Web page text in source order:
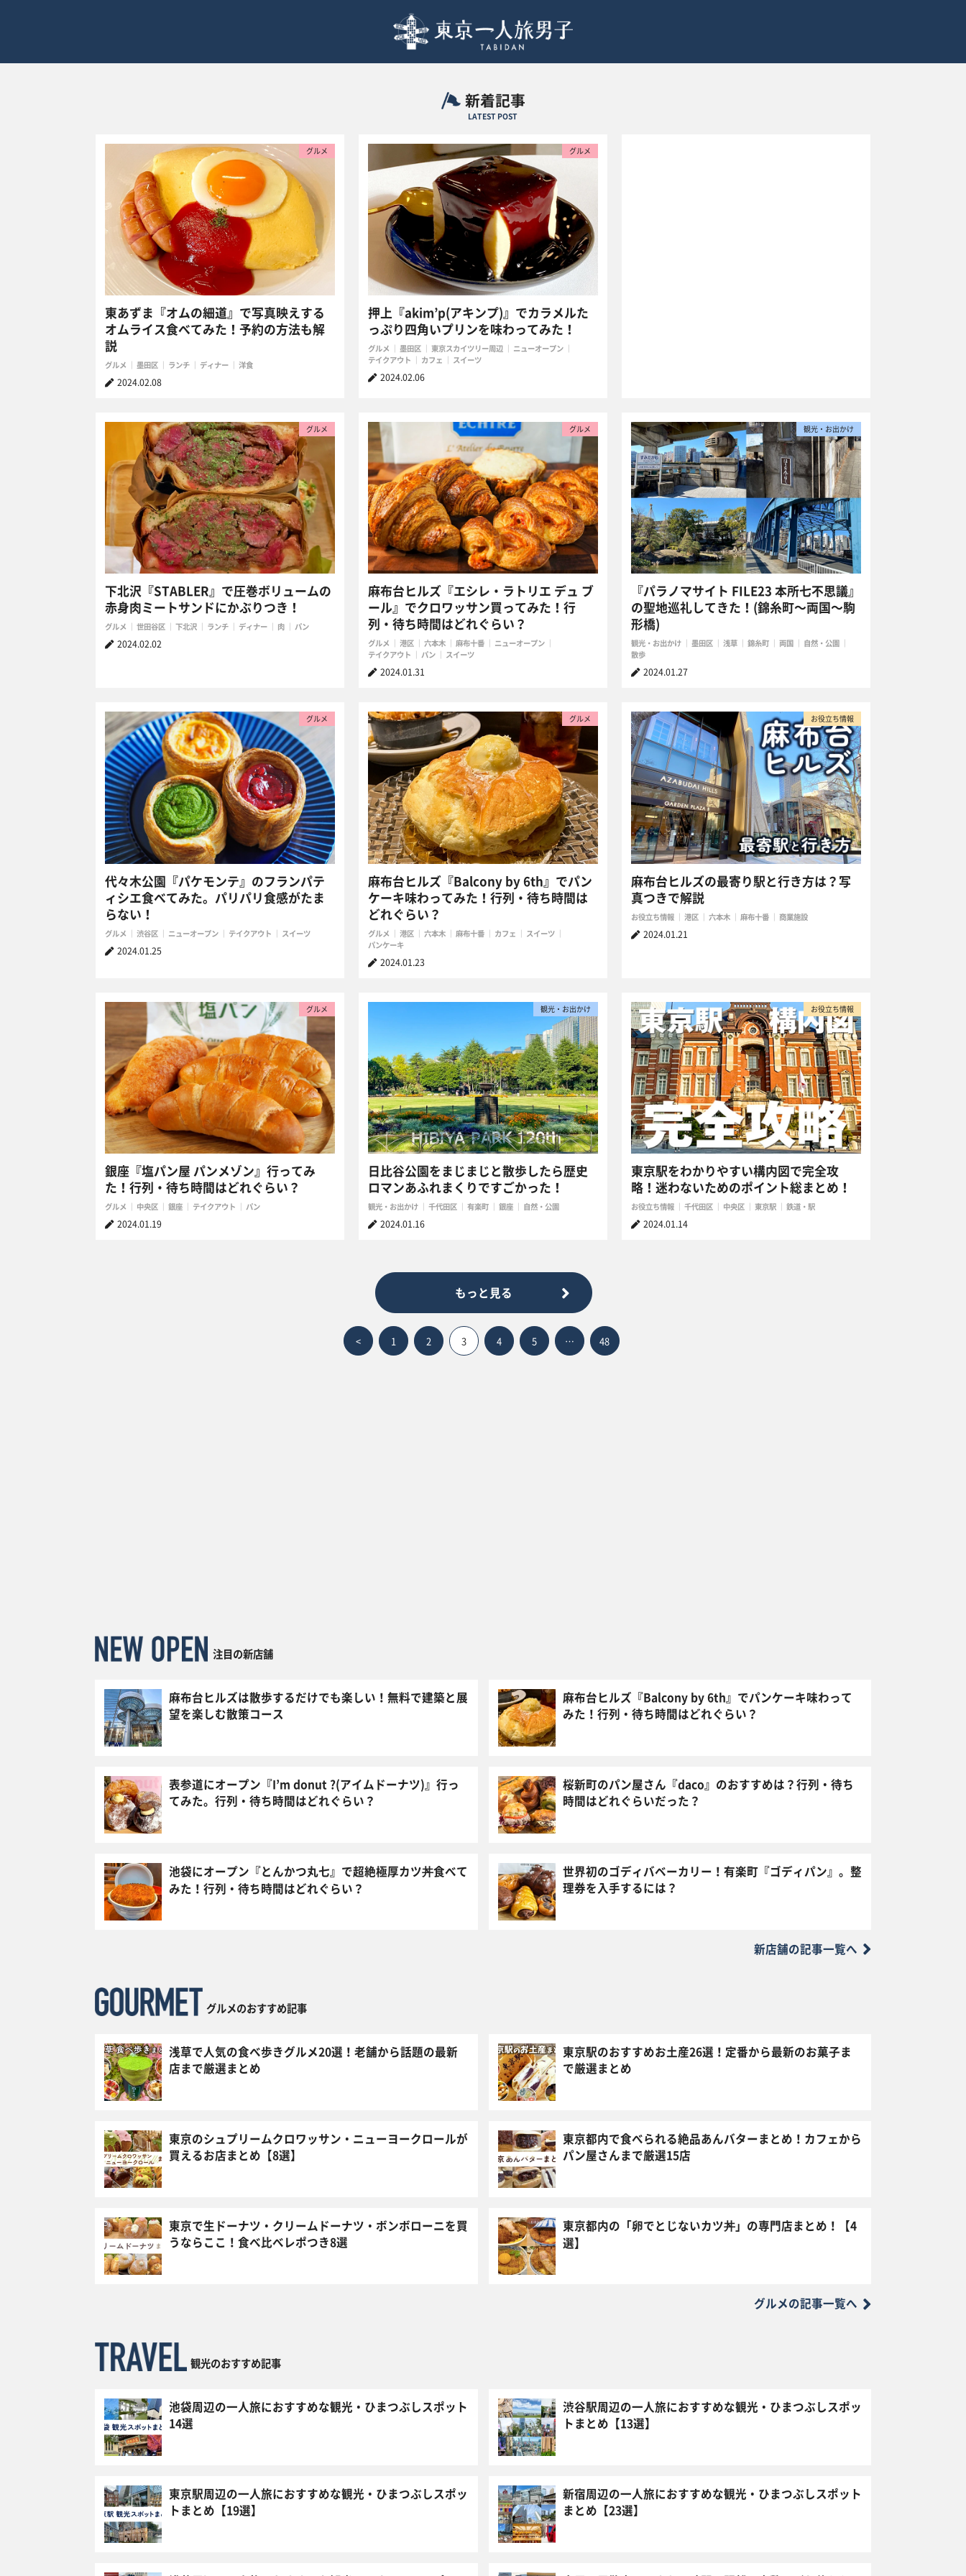
新着記事
LATEST POST
グルメ
東あずま『オムの細道』で写真映えする
オムライス食べてみた！予約の方法も解
説
グルメ 墨田区 ランチ ディナー 洋食
2024.02.08
グルメ
押上『akim’p(アキンプ)』でカラメルた
っぷり四角いプリンを味わってみた！
グルメ 墨田区 東京スカイツリー周辺
ニューオープン
テイクアウト
カフェ スイーツ
2024.02.06
グルメ
下北沢『STABLER』で圧巻ボリュームの
赤身肉ミートサンドにかぶりつき！
グルメ 世田谷区 下北沢 ランチ ディナー 肉 パン
2024.02.02
グルメ
麻布台ヒルズ『エシレ・ラトリエ デュ ブ
ール』でクロワッサン買ってみた！行
列・待ち時間はどれぐらい？
グルメ 港区 六本木 麻布十番
ニューオープン
テイクアウト
パン スイーツ
2024.01.31
観光・お出かけ
『パラノマサイト FILE23 本所七不思議』
の聖地巡礼してきた！(錦糸町〜両国〜駒
形橋)
観光・お出かけ 墨田区 浅草 錦糸町 両国
自然・公園
散歩
2024.01.27
グルメ
代々木公園『パケモンテ』のフランパテ
ィシエ食べてみた。パリパリ食感がたま
らない！
グルメ 渋谷区 ニューオープン テイクアウト スイーツ
2024.01.25
グルメ
麻布台ヒルズ『Balcony by 6th』でパン
ケーキ味わってみた！行列・待ち時間は
どれぐらい？
グルメ 港区 六本木 麻布十番 カフェ
スイーツ
パンケーキ
2024.01.23
お役立ち情報
麻布台ヒルズの最寄り駅と行き方は？写
真つきで解説
お役立ち情報 港区 六本木 麻布十番 商業施設
2024.01.21
グルメ
銀座『塩パン屋 パンメゾン』行ってみ
た！行列・待ち時間はどれぐらい？
グルメ 中央区 銀座 テイクアウト パン
2024.01.19
観光・お出かけ
日比谷公園をまじまじと散歩したら歴史
ロマンあふれまくりですごかった！
観光・お出かけ 千代田区 有楽町 銀座 自然・公園
2024.01.16
お役立ち情報
東京駅をわかりやすい構内図で完全攻
略！迷わないためのポイント総まとめ！
お役立ち情報 千代田区 中央区 東京駅 鉄道・駅
2024.01.14
< 1 2 3 4 5 … 48
もっと見る
注目の新店舗
麻布台ヒルズは散歩するだけでも楽しい！無料で建築と展
望を楽しむ散策コース
麻布台ヒルズ『Balcony by 6th』でパンケーキ味わって
みた！行列・待ち時間はどれぐらい？
表参道にオープン『I’m donut ?(アイムドーナツ)』行っ
てみた。行列・待ち時間はどれぐらい？
桜新町のパン屋さん『daco』のおすすめは？行列・待ち
時間はどれぐらいだった？
池袋にオープン『とんかつ丸七』で超絶極厚カツ丼食べて
みた！行列・待ち時間はどれぐらい？
世界初のゴディバベーカリー！有楽町『ゴディパン』。整
理券を入手するには？
新店舗の記事一覧へ
グルメのおすすめ記事
浅草で人気の食べ歩きグルメ20選！老舗から話題の最新
店まで厳選まとめ
東京駅のおすすめお土産26選！定番から最新のお菓子ま
で厳選まとめ
東京のシュプリームクロワッサン・ニューヨークロールが
買えるお店まとめ【8選】
東京都内で食べられる絶品あんバターまとめ！カフェから
パン屋さんまで厳選15店
東京で生ドーナツ・クリームドーナツ・ボンボローニを買
うならここ！食べ比べレポつき8選
東京都内の「卵でとじないカツ丼」の専門店まとめ！【4
選】
グルメの記事一覧へ
観光のおすすめ記事
池袋周辺の一人旅におすすめな観光・ひまつぶしスポット
14選
渋谷駅周辺の一人旅におすすめな観光・ひまつぶしスポッ
トまとめ【13選】
東京駅周辺の一人旅におすすめな観光・ひまつぶしスポッ
トまとめ【19選】
新宿周辺の一人旅におすすめな観光・ひまつぶしスポット
まとめ【23選】